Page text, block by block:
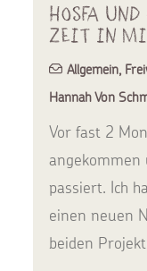
Hosfa
Zeit in
Allgemein,
Hannah Von
Vor fast 2
angekommen
passiert. Ich
einen neuen
beiden